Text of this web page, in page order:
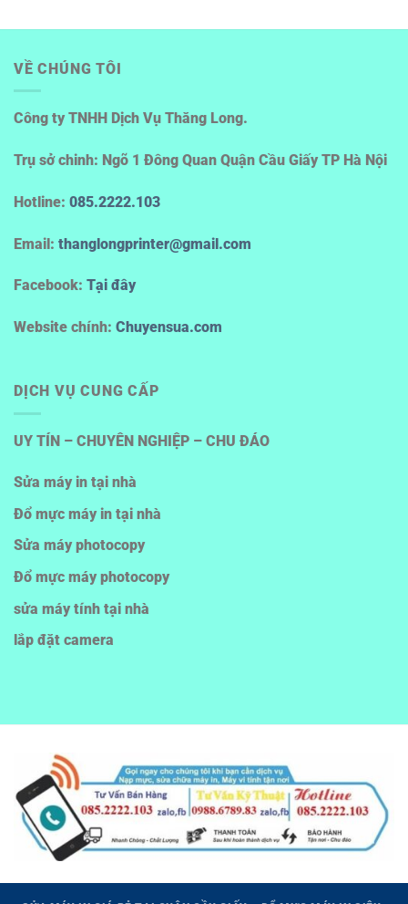
VỀ CHÚNG TÔI
Công ty TNHH Dịch Vụ Thăng Long.
Trụ sở chinh: Ngõ 1 Đông Quan Quận Cầu Giấy TP Hà Nội
Hotline: 085.2222.103
Email: thanglongprinter@gmail.com
Facebook: Tại đây
Website chính: Chuyensua.com
DỊCH VỤ CUNG CẤP
UY TÍN – CHUYÊN NGHIỆP – CHU ĐÁO
Sửa máy in tại nhà
Đổ mực máy in tại nhà
Sửa máy photocopy
Đổ mực máy photocopy
sửa máy tính tại nhà
lắp đặt camera